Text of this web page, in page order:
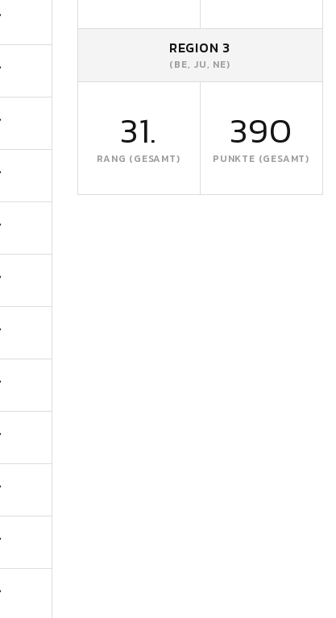
REGION 3
(BE, JU, NE)
31.
RANG (GESAMT)
390
PUNKTE (GESAMT)